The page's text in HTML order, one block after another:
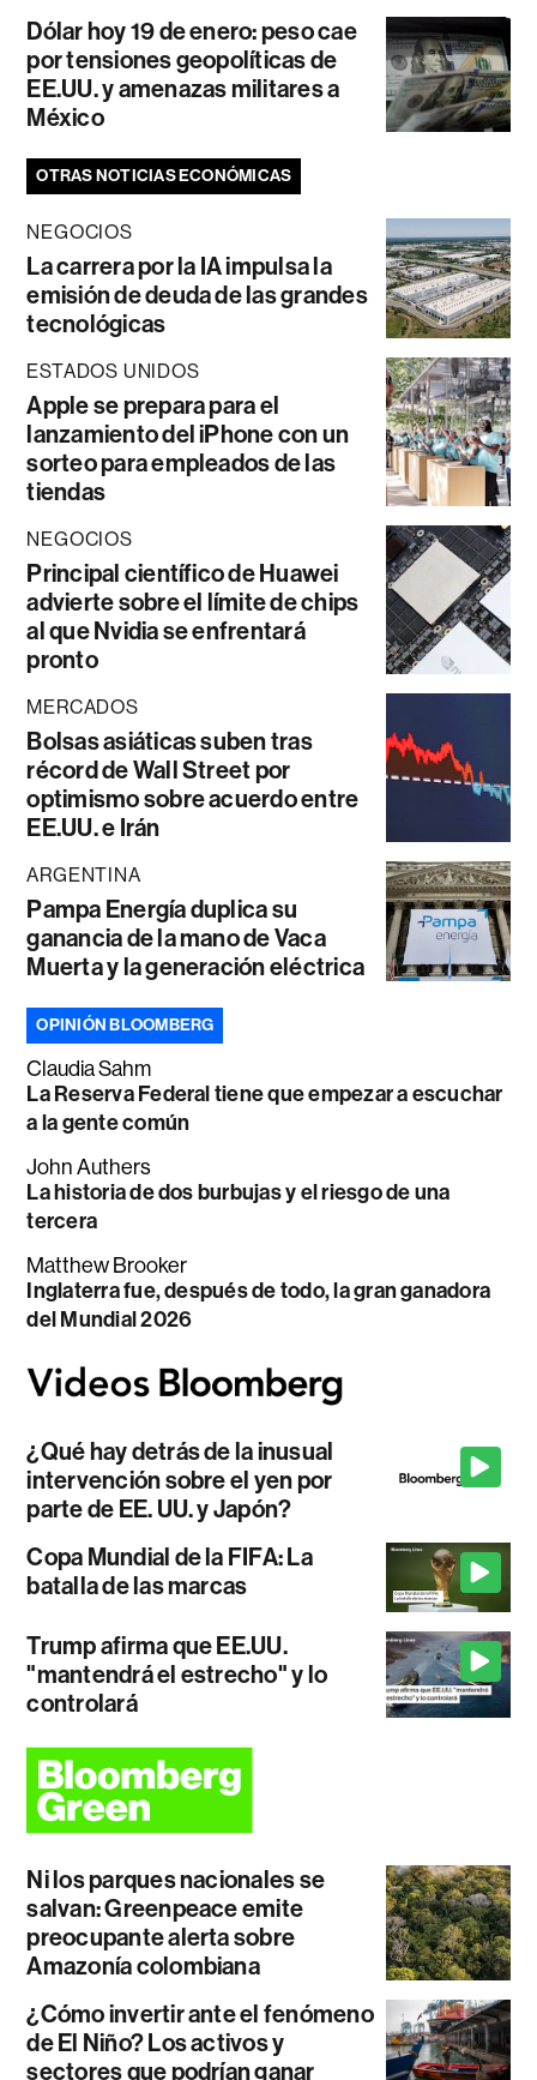
Dólar hoy 19 de enero: peso cae
por tensiones geopolíticas de
EE.UU. y amenazas militares a
México
OTRAS NOTICIAS ECONÓMICAS
NEGOCIOS
La carrera por la IA impulsa la
emisión de deuda de las grandes
tecnológicas
ESTADOS UNIDOS
Apple se prepara para el
lanzamiento del iPhone con un
sorteo para empleados de las
tiendas
NEGOCIOS
Principal científico de Huawei
advierte sobre el límite de chips
al que Nvidia se enfrentará
pronto
MERCADOS
Bolsas asiáticas suben tras
récord de Wall Street por
optimismo sobre acuerdo entre
EE.UU. e Irán
ARGENTINA
Pampa Energía duplica su
ganancia de la mano de Vaca
Muerta y la generación eléctrica
OPINIÓN BLOOMBERG
Claudia Sahm
La Reserva Federal tiene que empezar a escuchar
a la gente común
John Authers
La historia de dos burbujas y el riesgo de una
tercera
Matthew Brooker
Inglaterra fue, después de todo, la gran ganadora
del Mundial 2026
¿Qué hay detrás de la inusual
intervención sobre el yen por
parte de EE. UU. y Japón?
Copa Mundial de la FIFA: La
batalla de las marcas
Trump afirma que EE.UU.
"mantendrá el estrecho" y lo
controlará
Ni los parques nacionales se
salvan: Greenpeace emite
preocupante alerta sobre
Amazonía colombiana
¿Cómo invertir ante el fenómeno
de El Niño? Los activos y
sectores que podrían ganar